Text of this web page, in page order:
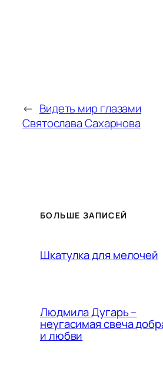
← Видеть мир глазами
Святослава Сахарнова
БОЛЬШЕ ЗАПИСЕЙ
Шкатулка для мелочей
Людмила Дугарь –
неугасимая свеча
и любви